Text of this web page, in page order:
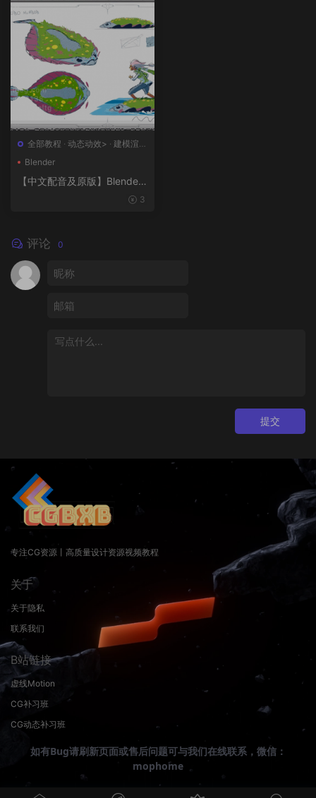
全部教程 · 动态动效> · 建模渲染
>
概念设计>
Blender
【中文配音及原版】Blender
3
评论 0
提交
专注CG资源丨高质量设计资源视频教程
关于
关于隐私
联系我们
B站链接
虚线Motion
CG补习班
CG动态补习班
如有Bug请刷新页面或售后问题可与我们在线联系，微信：
mophome